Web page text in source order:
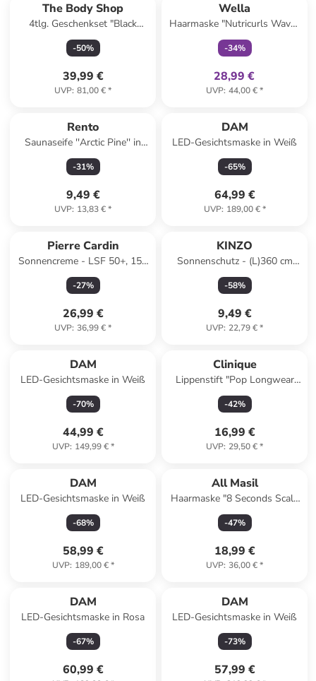
The Body Shop
4tlg. Geschenkset "Black
Musk"
-50%
39,99 €
UVP: 81,00 €*
Wella
Haarmaske "Nutricurls Waves
& Curls", 500 ml
-34%
28,99 €
UVP: 44,00 €*
Rento
Saunaseife ''Arctic Pine'' in
Hellbraun - 150 g
-31%
9,49 €
UVP: 13,83 €*
DAM
LED-Gesichtsmaske in Weiß
-65%
64,99 €
UVP: 189,00 €*
Pierre Cardin
Sonnencreme - LSF 50+, 150
ml
-27%
26,99 €
UVP: 36,99 €*
KINZO
Sonnenschutz - (L)360 cm
(Überraschungsprodukt)
-58%
9,49 €
UVP: 22,79 €*
DAM
LED-Gesichtsmaske in Weiß
-70%
44,99 €
UVP: 149,99 €*
Clinique
Lippenstift "Pop Longwear
Satin - 36 Poppy Pop", 3,9 g
-42%
16,99 €
UVP: 29,50 €*
DAM
LED-Gesichtsmaske in Weiß
-68%
58,99 €
UVP: 189,00 €*
All Masil
Haarmaske "8 Seconds Scalp
Hair-Loss", 350 ml
-47%
18,99 €
UVP: 36,00 €*
DAM
LED-Gesichtsmaske in Rosa
-67%
60,99 €
DAM
LED-Gesichtsmaske in Weiß
-73%
57,99 €